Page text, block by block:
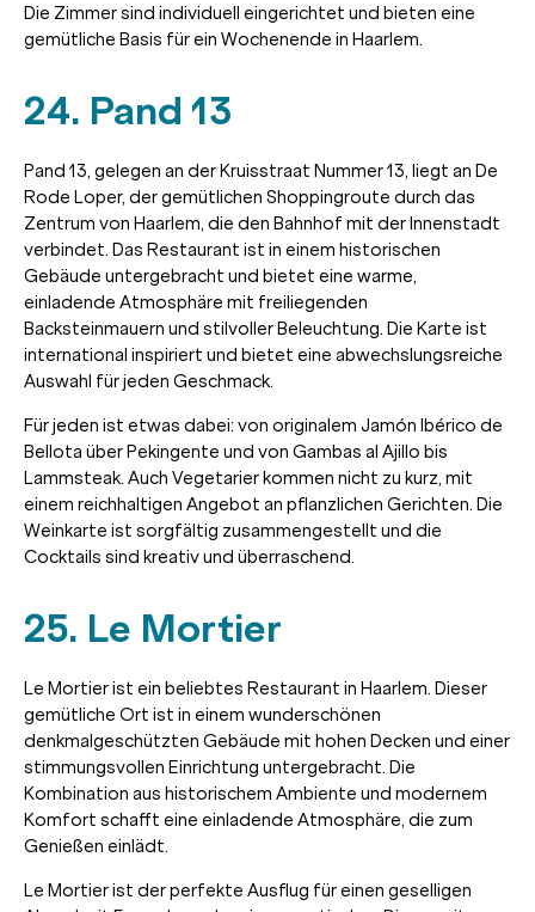
Die Zimmer sind individuell eingerichtet und bieten eine
gemütliche Basis für ein Wochenende in Haarlem.
24. Pand 13
Pand 13, gelegen an der Kruisstraat Nummer 13, liegt an De
Rode Loper, der gemütlichen Shoppingroute durch das
Zentrum von Haarlem, die den Bahnhof mit der Innenstadt
verbindet. Das Restaurant ist in einem historischen
Gebäude untergebracht und bietet eine warme,
einladende Atmosphäre mit freiliegenden
Backsteinmauern und stilvoller Beleuchtung. Die Karte ist
international inspiriert und bietet eine abwechslungsreiche
Auswahl für jeden Geschmack.
Für jeden ist etwas dabei: von originalem Jamón Ibérico de
Bellota über Pekingente und von Gambas al Ajillo bis
Lammsteak. Auch Vegetarier kommen nicht zu kurz, mit
einem reichhaltigen Angebot an pflanzlichen Gerichten. Die
Weinkarte ist sorgfältig zusammengestellt und die
Cocktails sind kreativ und überraschend.
25. Le Mortier
Le Mortier ist ein beliebtes Restaurant in Haarlem. Dieser
gemütliche Ort ist in einem wunderschönen
denkmalgeschützten Gebäude mit hohen Decken und einer
stimmungsvollen Einrichtung untergebracht. Die
Kombination aus historischem Ambiente und modernem
Komfort schafft eine einladende Atmosphäre, die zum
Genießen einlädt.
Le Mortier ist der perfekte Ausflug für einen geselligen